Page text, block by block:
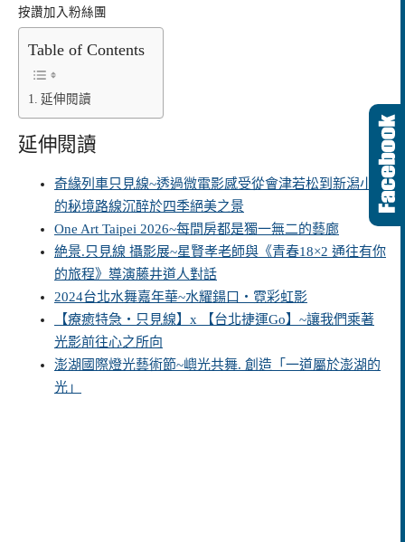
按讚加入粉絲團
Table of Contents
延伸閱讀
延伸閱讀
奇緣列車只見線~透過微電影感受從會津若松到新潟小出
的秘境路線沉醉於四季絕美之景
One Art Taipei 2026~每間房都是獨一無二的藝廊
絶景.只見線 攝影展~星賢孝老師與《青春18×2 通往有你
的旅程》導演藤井道人對話
2024台北水舞嘉年華~水耀鍚口‧霓彩虹影
【療癒特急・只見線】x 【台北捷運Go】~讓我們乘著
光影前往心之所向
澎湖國際燈光藝術節~嶼光共舞. 創造「一道屬於澎湖的
光」